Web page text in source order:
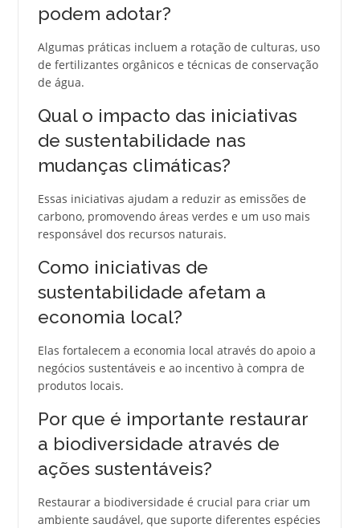
podem adotar?
Algumas práticas incluem a rotação de culturas, uso
de fertilizantes orgânicos e técnicas de conservação
de água.
Qual o impacto das iniciativas
de sustentabilidade nas
mudanças climáticas?
Essas iniciativas ajudam a reduzir as emissões de
carbono, promovendo áreas verdes e um uso mais
responsável dos recursos naturais.
Como iniciativas de
sustentabilidade afetam a
economia local?
Elas fortalecem a economia local através do apoio a
negócios sustentáveis e ao incentivo à compra de
produtos locais.
Por que é importante restaurar
a biodiversidade através de
ações sustentáveis?
Restaurar a biodiversidade é crucial para criar um
ambiente saudável, que suporte diferentes espécies